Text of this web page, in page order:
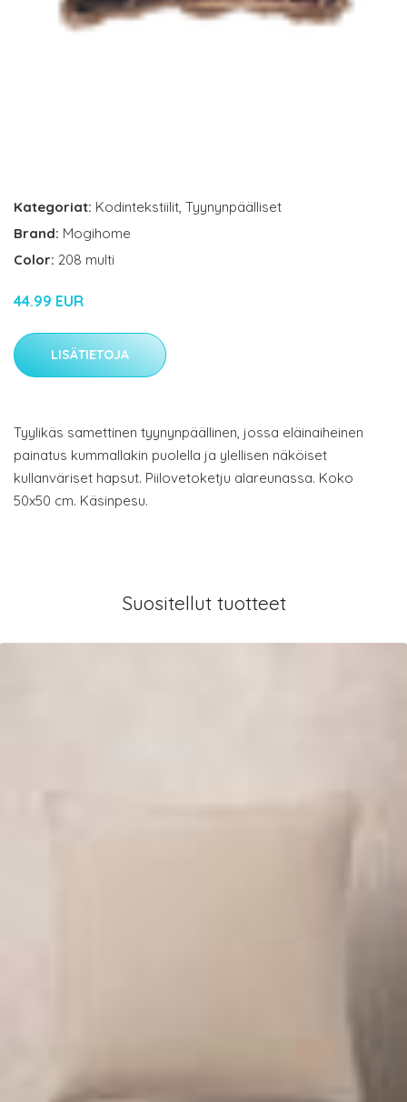
Kategoriat: Kodintekstiilit, Tyynynpäälliset
Brand: Mogihome
Color: 208 multi
44.99 EUR
LISÄTIETOJA
Tyylikäs samettinen tyynynpäällinen, jossa eläinaiheinen
painatus kummallakin puolella ja ylellisen näköiset
kullanväriset hapsut. Piilovetoketju alareunassa. Koko
50x50 cm. Käsinpesu.
Suositellut tuotteet